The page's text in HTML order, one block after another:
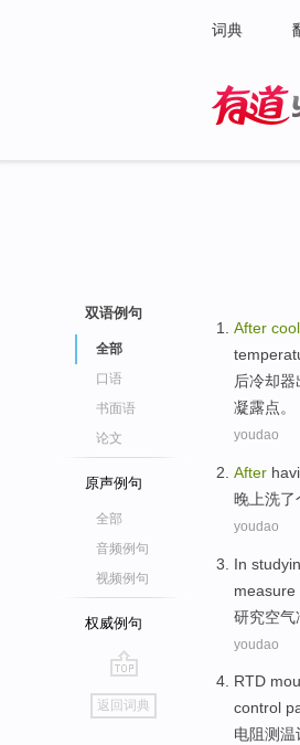
词典
双语例句
全部
口语
书面语
论文
原声例句
全部
音频例句
视频例句
权威例句
go
top
返回词典
After
后冷却器
凝露点。
youdao
After
晚上洗了
youdao
In
measure
研究空气
youdao
RTD
control
电阻测温